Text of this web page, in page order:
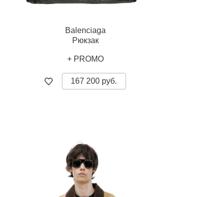
Balenciaga
Рюкзак
+ PROMO
167 200 руб.